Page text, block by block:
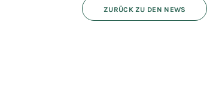
ZURÜCK ZU DEN NEWS